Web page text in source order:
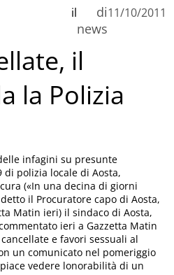
di
news
il 11/10/2011
il
la Polizia
infagini su presunte
polizia locale di Aosta,
(«In una decina di giorni
il Procuratore capo di Aosta,
Matin ieri) il sindaco di Aosta,
ieri a Gazzetta Matin
e favori sessuali al
un comunicato nel pomeriggio
vedere lonorabilità di un